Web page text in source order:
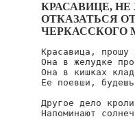
КРАСАВИЦЕ,
ОТКАЗАТЬСЯ
ЧЕРКАССКОГО
Красавица,
Она в желудке
Она в кишках
Ее поевши,
Другое дело
Напоминают